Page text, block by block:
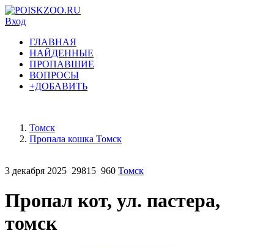
Вход
ГЛАВНАЯ
НАЙДЕННЫЕ
ПРОПАВШИЕ
ВОПРОСЫ
+ДОБАВИТЬ
Томск
Пропала кошка Томск
3 декабря 2025 29815 960 Томск
Пропал кот, ул. пастера,
томск